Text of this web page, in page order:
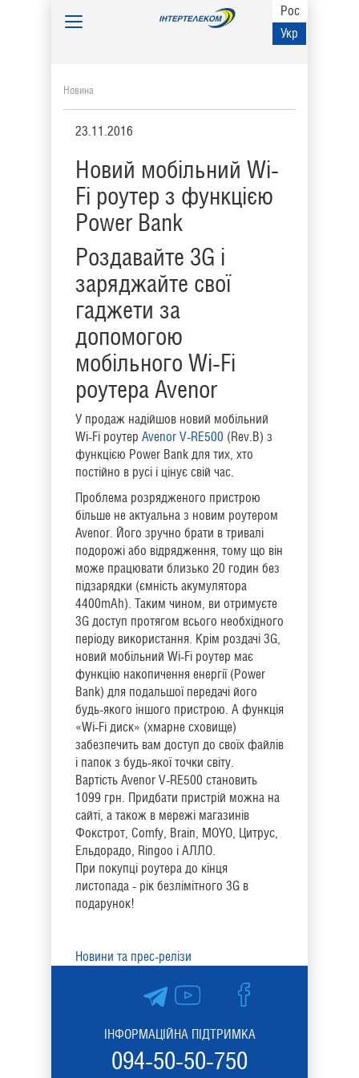
Рос
Укр
Toggle
Новина
23.11.2016
Новий мобільний Wi-
Fi роутер з функцією
Power Bank
Роздавайте 3G і
заряджайте свої
гаджети за
допомогою
мобільного Wi-Fi
роутера Avenor
У продаж надійшов новий мобільний
Wi-Fi роутер Avenor V-RE500 (Rev.B) з
функцією Power Bank для тих, хто
постійно в русі і цінує свій час.
Проблема розрядженого пристрою
більше не актуальна з новим роутером
Avenor. Його зручно брати в тривалі
подорожі або відрядження, тому що він
може працювати близько 20 годин без
підзарядки (ємність акумулятора
4400mAh). Таким чином, ви отримуєте
3G доступ протягом всього необхідного
періоду використання. Крім роздачі 3G,
новий мобільний Wi-Fi роутер має
функцію накопичення енергії (Power
Bank) для подальшої передачі його
будь-якого іншого пристрою. А функція
«Wi-Fi диск» (хмарне сховище)
забезпечить вам доступ до своїх файлів
і папок з будь-якої точки світу.
Вартість Avenor V-RE500 становить
1099 грн. Придбати пристрій можна на
сайті, а також в мережі магазинів
Фокстрот, Comfy, Brain, MOYO, Цитрус,
Ельдорадо, Ringoo і АЛЛО.
При покупці роутера до кінця
листопада - рік безлімітного 3G в
подарунок!
Новини та прес-релізи
ІНФОРМАЦІЙНА ПІДТРИМКА
094-50-50-750